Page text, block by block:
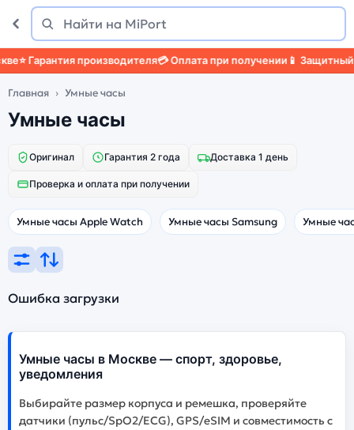
Поиск
Найти
⭐ Гарантия производителя💳 Оплата при получении📱 Защитный
Главная Умные часы
Умные часы
Оригинал Гарантия 2 года Доставка 1 день
Проверка и оплата при получении
Умные часы Apple Watch Умные часы Samsung Умные
Ошибка загрузки
Умные часы в Москве — спорт, здоровье,
уведомления
Выбирайте размер корпуса и ремешка, проверяйте
датчики (пульс/SpO2/ECG), GPS/eSIM и совместимость с